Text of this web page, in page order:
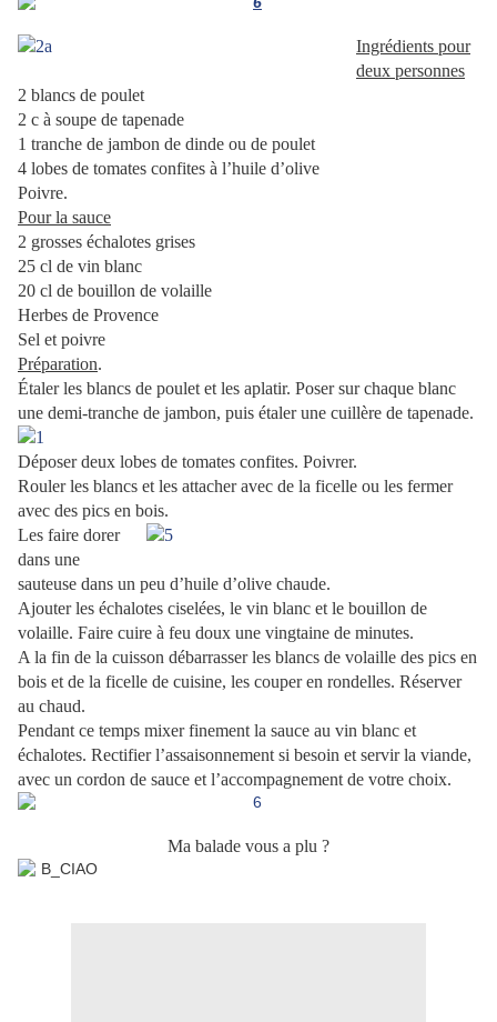
Ingrédients pour
deux personnes
2 blancs de poulet
2 c à soupe de tapenade
1 tranche de jambon de dinde ou de poulet
4 lobes de tomates confites à l’huile d’olive
Poivre.
Pour la sauce
2 grosses échalotes grises
25 cl de vin blanc
20 cl de bouillon de volaille
Herbes de Provence
Sel et poivre
Préparation.
Étaler les blancs de poulet et les aplatir. Poser sur chaque blanc
une demi-tranche de jambon, puis étaler une cuillère de tapenade.
Déposer deux lobes de tomates confites. Poivrer.
Rouler les blancs et les attacher avec de la ficelle ou les fermer
avec des pics en bois.
Les faire dorer
dans une
sauteuse dans un peu d’huile d’olive chaude.
Ajouter les échalotes ciselées, le vin blanc et le bouillon de
volaille. Faire cuire à feu doux une vingtaine de minutes.
A la fin de la cuisson débarrasser les blancs de volaille des pics en
bois et de la ficelle de cuisine, les couper en rondelles. Réserver
au chaud.
Pendant ce temps mixer finement la sauce au vin blanc et
échalotes. Rectifier l’assaisonnement si besoin et servir la viande,
avec un cordon de sauce et l’accompagnement de votre choix.
Ma balade vous a plu ?